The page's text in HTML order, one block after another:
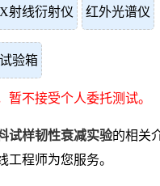
X射线衍射仪 红外光谱仪
验箱
暂不接受个人委托测试。
试样韧性衰减实验的相关
工程师为您服务。